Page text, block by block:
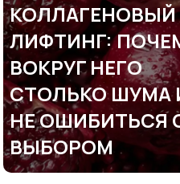
КОЛЛАГЕНОВЫЙ
ЛИФТИНГ:
ВОКРУГ НЕГО
СТОЛЬКО ШУМА
НЕ ОШИБИТЬСЯ
ВЫБОРОМ